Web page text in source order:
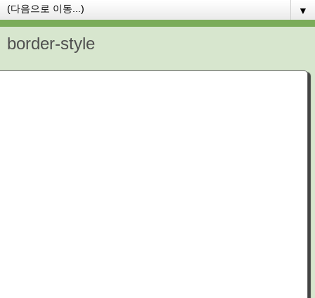
▼
border-style